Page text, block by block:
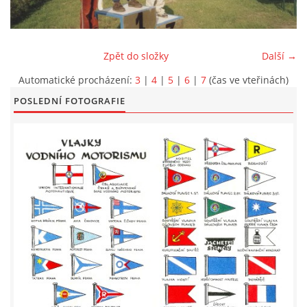
LODĚNICE A OKOLÍ
PLOVOUCÍ LODĚNICE
VIDEOALBUM
UŽITEČNÉ ODKAZY
KONTAKTY
VSTUP PRO ČLENY
Další →
Zpět do složky
Automatické procházení: 3 | 4 | 5 | 6 | 7 (čas ve vteřinách)
POSLEDNÍ FOTOGRAFIE